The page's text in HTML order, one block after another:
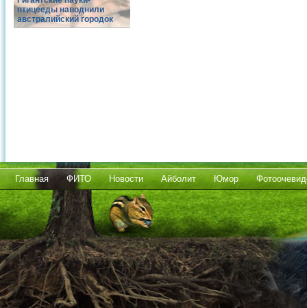
птицееды наводнили
австралийский городок
Главная ФИТО Новости Айболит Юмор